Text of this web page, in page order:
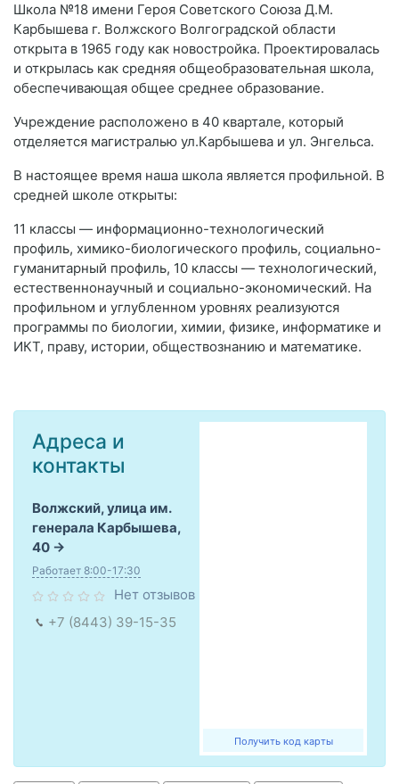
Школа №18 имени Героя Советского Союза Д.М.
Карбышева г. Волжского Волгоградской области
открыта в 1965 году как новостройка. Проектировалась
и открылась как средняя общеобразовательная школа,
обеспечивающая общее среднее образование.
Учреждение расположено в 40 квартале, который
отделяется магистралью ул.Карбышева и ул. Энгельса.
В настоящее время наша школа является профильной. В
средней школе открыты:
11 классы — информационно-технологический
профиль, химико-биологического профиль, социально-
гуманитарный профиль, 10 классы — технологический,
естественнонаучный и социально-экономический. На
профильном и углубленном уровнях реализуются
программы по биологии, химии, физике, информатике и
ИКТ, праву, истории, обществознанию и математике.
Получить код карты
Адреса и
контакты
Волжский, улица им.
генерала Карбышева,
40
Работает 8:00-17:30
Нет отзывов
+7 (8443) 39-15-35